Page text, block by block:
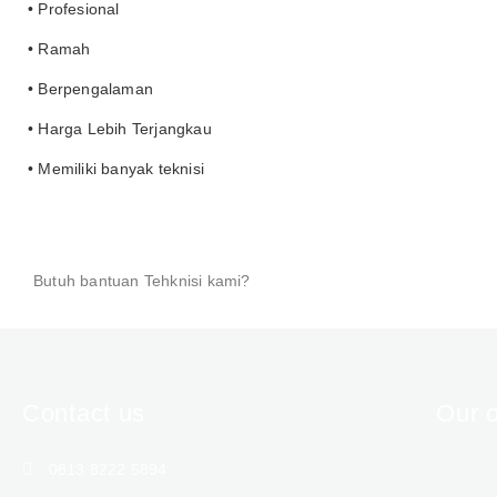
• Profesional
• Ramah
• Berpengalaman
• Harga Lebih Terjangkau
• Memiliki banyak teknisi
Butuh bantuan Tehknisi kami?